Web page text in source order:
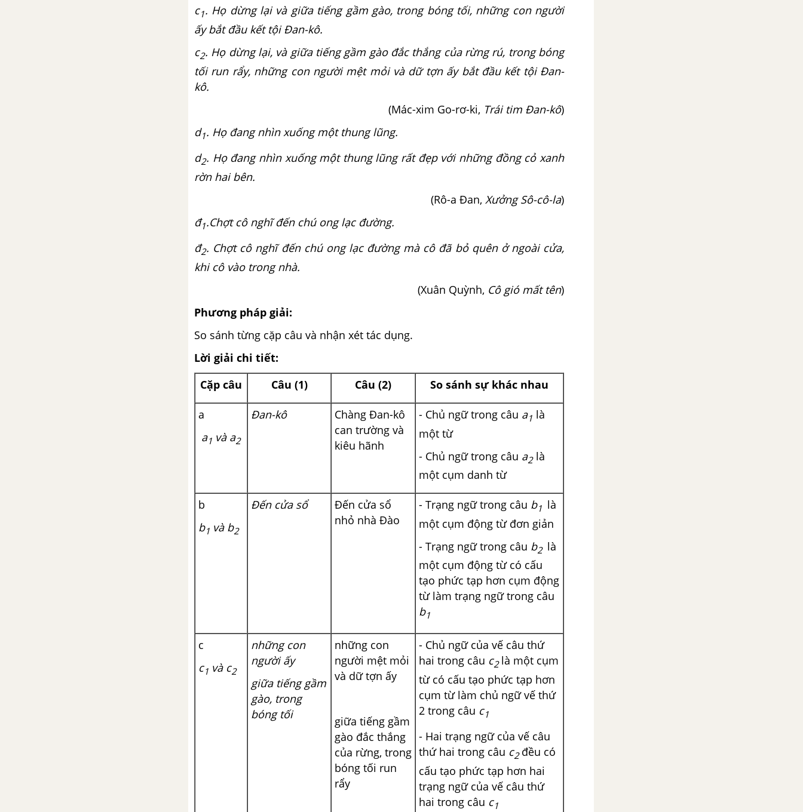
c1. Họ dừng lại và giữa tiếng gầm gào, trong bóng tối, những con người
ấy bắt đầu kết tội Đan-kô.
c2. Họ dừng lại, và giữa tiếng gầm gào đắc thắng của rừng rú, trong bóng
tối run rẩy, những con người mệt mỏi và dữ tợn ấy bắt đầu kết tội Đan-
kô.
(Mác-xim Go-rơ-ki, Trái tim Đan-kô)
d1. Họ đang nhìn xuống một thung lũng.
d2. Họ đang nhìn xuống một thung lũng rất đẹp với những đồng cỏ xanh
rờn hai bên.
(Rô-a Đan, Xưởng Sô-cô-la)
đ1.Chợt cô nghĩ đến chú ong lạc đường.
đ2. Chợt cô nghĩ đến chú ong lạc đường mà cô đã bỏ quên ở ngoài cửa,
khi cô vào trong nhà.
(Xuân Quỳnh, Cô gió mất tên)
Phương pháp giải:
So sánh từng cặp câu và nhận xét tác dụng.
Lời giải chi tiết:
Cặp câu
Câu (1) Câu (2) So sánh sự khác nhau
a
a1 và a2
Đan-kô
Chàng Đan-kô
can trường và
kiêu hãnh
- Chủ ngữ trong câu a1 là
một từ
- Chủ ngữ trong câu a2là
một cụm danh từ
b
b1 và b2
Đến cửa sổ
Đến cửa sổ
nhỏ nhà Đào
- Trạng ngữ trong câu b1 là
một cụm động từ đơn giản
- Trạng ngữ trong câu b2 là
một cụm động từ có cấu
tạo phức tạp hơn cụm động
từ làm trạng ngữ trong câu
b1
c
c1 và c2
những con
người ấy
giữa tiếng gầm
gào, trong
bóng tối
những con
người mệt mỏi
và dữ tợn ấy
giữa tiếng gầm
gào đắc thắng
của rừng, trong
bóng tối run
rẩy
- Chủ ngữ của vế câu thứ
hai trong câu c2 là một cụm
từ có cấu tạo phức tạp hơn
cụm từ làm chủ ngữ vế thứ
2 trong câu c1
- Hai trạng ngữ của vế câu
thứ hai trong câu c2 đều có
cấu tạo phức tạp hơn hai
trạng ngữ của vế câu thứ
hai trong câu c1